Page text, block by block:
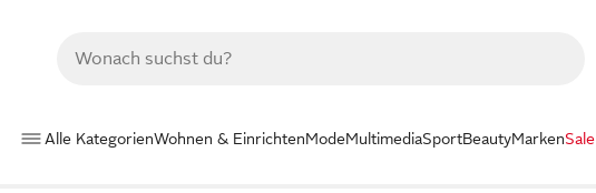
Alle KategorienWohnen & EinrichtenModeMultimediaSportBeautyMarkenSale